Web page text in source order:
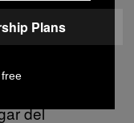
nunca
debería
De
Ni en
del
Plans